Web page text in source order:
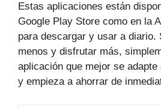
Estas aplicaciones están
Google Play Store como en la
para descargar y usar a diario.
menos y disfrutar más,
aplicación que mejor se
y empieza a ahorrar de